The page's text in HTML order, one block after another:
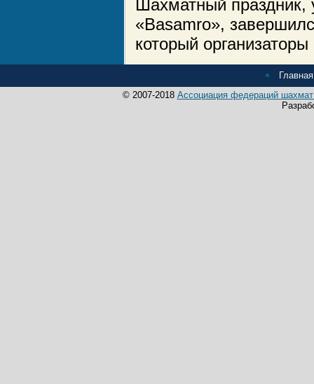
Шахматный праздник,
«Basamro»,
который
© 2007-2018 Ассоциация федераций